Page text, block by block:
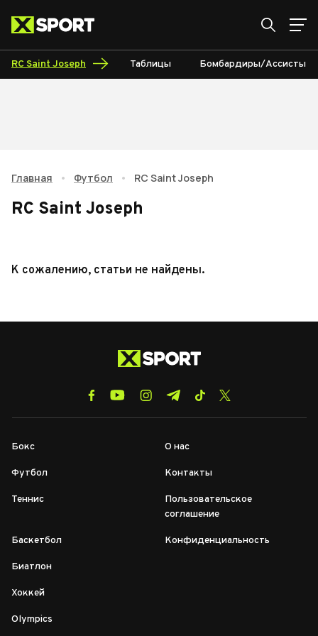
RC Saint Joseph Таблицы Бомбардиры/Ассисты
Главная • Футбол • RC Saint Joseph
RC Saint Joseph
К сожалению, статьи не найдены.
Бокс
Футбол
Теннис
Баскетбол
Биатлон
Хоккей
Olympics
О нас
Контакты
Пользовательское
соглашение
Конфиденциальность